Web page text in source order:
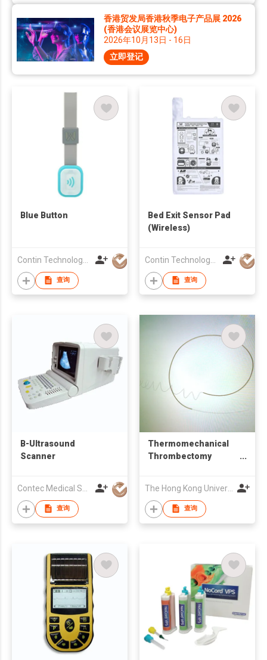
香港贸发局香港秋季电子产品展 2026
(香港会议展览中心)
2026年10月13日 - 16日
立即登记
Blue Button
查询
Bed Exit Sensor Pad
(Wireless)
查询
B-Ultrasound
Scanner
查询
Thermomechanical
Thrombectomy
The Hong Kong University Of Science And Technology
查询